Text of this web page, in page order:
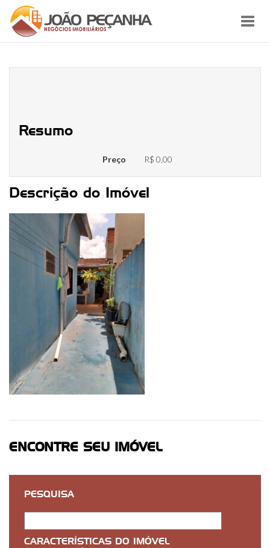
Resumo
Preço R$ 0,00
Descrição do Imóvel
ENCONTRE SEU IMÓVEL
PESQUISA
CARACTERÍSTICAS DO IMÓVEL